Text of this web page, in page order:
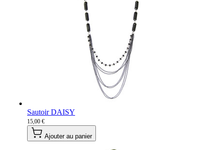
Sautoir DAISY
15,00 €
Ajouter au panier